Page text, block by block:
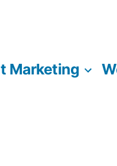
Marketing